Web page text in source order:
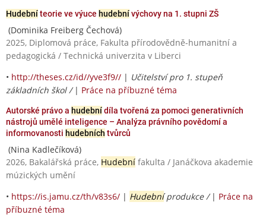
Hudebníteorie ve výuce hudebnívýchovy na 1. stupni ZŠ
(Dominika Freiberg Čechová)
2025, Diplomová práce, Fakulta přírodovědně-humanitní a
pedagogická / Technická univerzita v Liberci
• http://theses.cz/id//yve3f9// | Učitelství pro 1. stupeň
základních škol / | Práce na příbuzné téma
Autorské právo a hudebnídíla tvořená za pomoci generativních
nástrojů umělé inteligence – Analýza právního povědomí a
informovanosti hudebních tvůrců
(Nina Kadlečíková)
2026, Bakalářská práce, Hudební fakulta / Janáčkova akademie
múzických umění
• https://is.jamu.cz/th/v83s6/ | Hudebníprodukce / | Práce na
příbuzné téma